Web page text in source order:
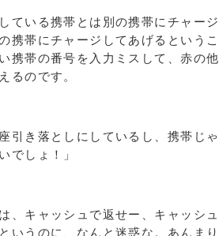
ている携帯とは別の携帯にチャージ
携帯にチャージしてあげるというこ
携帯の番号を入力ミスして、赤の他
るのです。
き落としにしているし、携帯じゃ
でしょ！」
キャッシュで返せー、キャッシュ
うのに、なんと迷惑な。あんまり